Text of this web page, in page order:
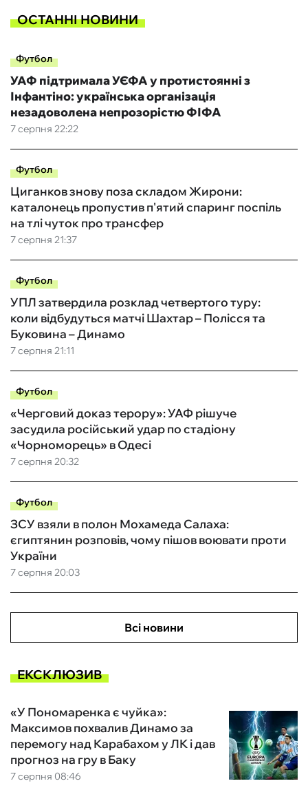
ОСТАННІ НОВИНИ
Футбол
7 серпня 22:22
УАФ підтримала УЄФА у протистоянні з
Інфантіно: українська організація
незадоволена непрозорістю ФІФА
Футбол
7 серпня 21:37
Циганков знову поза складом Жирони:
каталонець пропустив п'ятий спаринг поспіль
на тлі чуток про трансфер
Футбол
7 серпня 21:11
УПЛ затвердила розклад четвертого туру:
коли відбудуться матчі Шахтар – Полісся та
Буковина – Динамо
Футбол
7 серпня 20:32
«Черговий доказ терору»: УАФ рішуче
засудила російський удар по стадіону
«Чорноморець» в Одесі
Футбол
7 серпня 20:03
ЗСУ взяли в полон Мохамеда Салаха:
єгиптянин розповів, чому пішов воювати проти
України
Всі новини
ЕКСКЛЮЗИВ
7 серпня 08:46
«У Пономаренка є чуйка»:
Максимов похвалив Динамо за
перемогу над Карабахом у ЛК і дав
прогноз на гру в Баку